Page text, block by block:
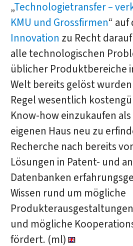
„Technologietransfer –
KMU und Grossfirmen“
Innovation zu Recht
alle technologischen
üblicher Produktbereiche
Welt bereits gelöst
Regel wesentlich
Know-how einzukaufen als
eigenen Haus neu zu
Recherche nach bereits
Lösungen in Patent- und
Datenbanken
Wissen rund um mögliche
und mögliche
fördert. (ml)